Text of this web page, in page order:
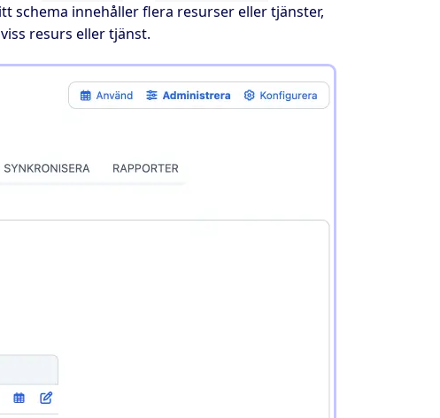
schema innehåller flera resurser eller tjänster,
resurs eller tjänst.